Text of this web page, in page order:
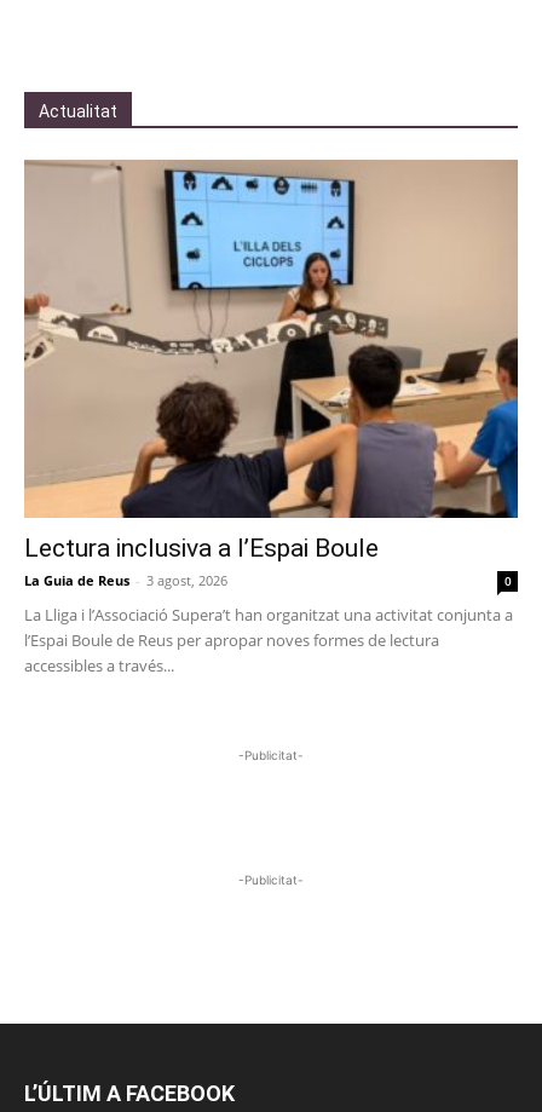
Actualitat
Lectura inclusiva a l’Espai Boule
La Guia de Reus - 3 agost, 2026 0
La Lliga i l’Associació Supera’t han organitzat una activitat conjunta a
l’Espai Boule de Reus per apropar noves formes de lectura
accessibles a través...
-Publicitat-
-Publicitat-
L’ÚLTIM A FACEBOOK